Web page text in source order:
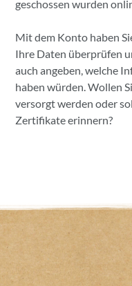
geschossen wurden
Mit dem Konto haben
Ihre Daten überprüfen
auch angeben, welche
haben würden. Wollen
versorgt werden oder
Zertifikate erinnern?